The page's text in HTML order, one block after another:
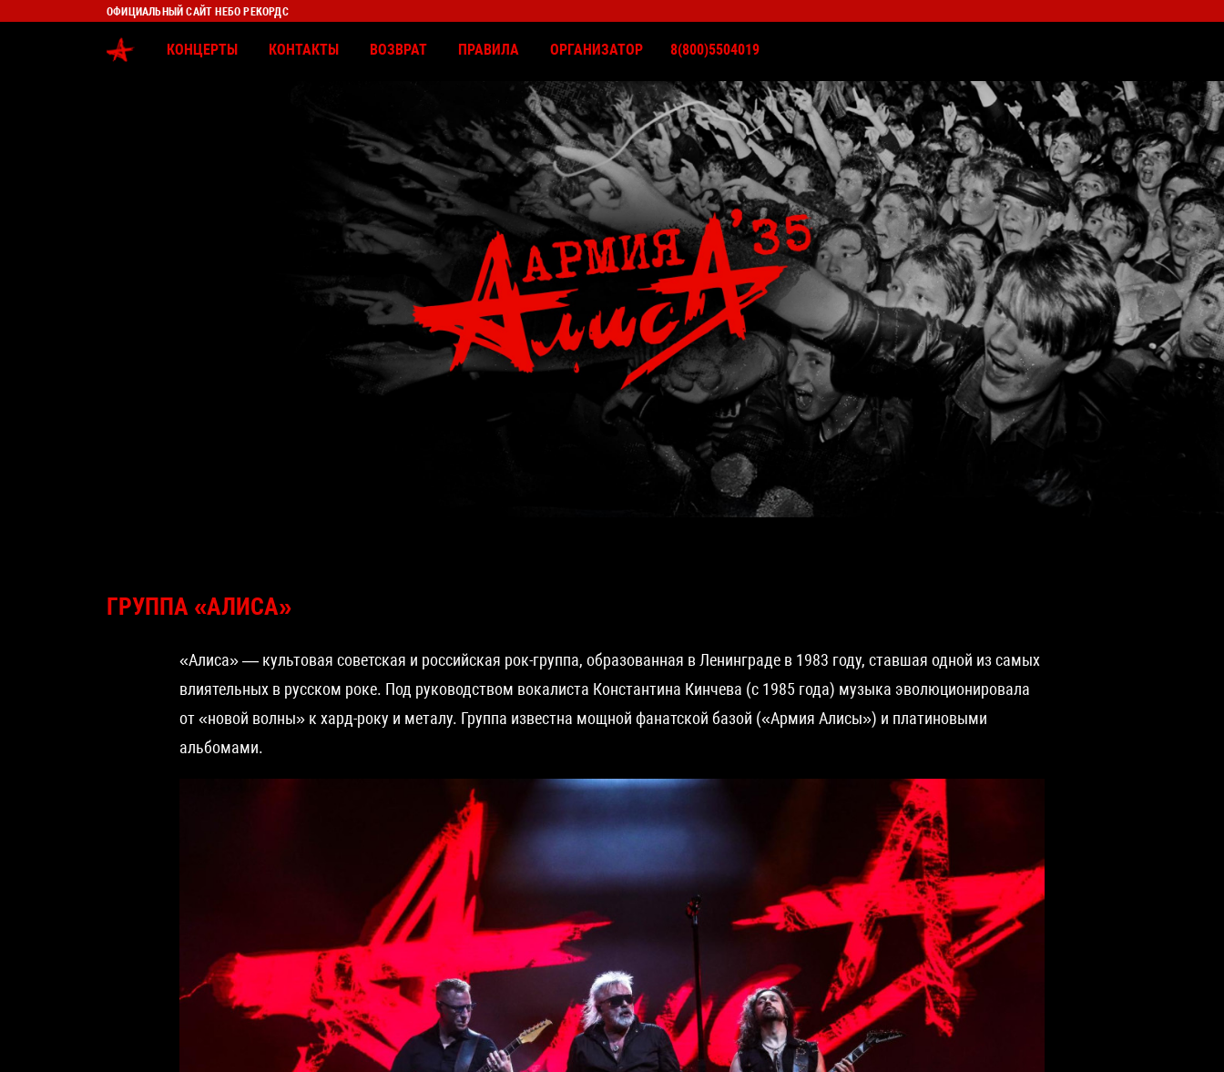
ОФИЦИАЛЬНЫЙ САЙТ НЕБО РЕКОРДС
КОНЦЕРТЫ КОНТАКТЫ ВОЗВРАТ ПРАВИЛА ОРГАНИЗАТОР 8(800)5504019
КОНЦЕРТЫ
КОНТАКТЫ
ВОЗВРАТ
ПРАВИЛА
ОРГАНИЗАТОР
ГРУППА «АЛИСА»
«Алиса» — культовая советская и российская рок-группа, образованная в Ленинграде в 1983 году, ставшая одной из самых
влиятельных в русском роке. Под руководством вокалиста Константина Кинчева (с 1985 года) музыка эволюционировала
от «новой волны» к хард-року и металу. Группа известна мощной фанатской базой («Армия Алисы») и платиновыми
альбомами.